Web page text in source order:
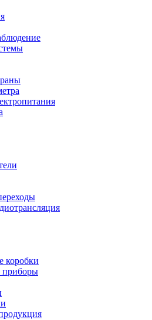
коробки
приборы